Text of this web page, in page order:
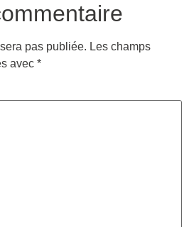
pas publiée. Les champs
avec *